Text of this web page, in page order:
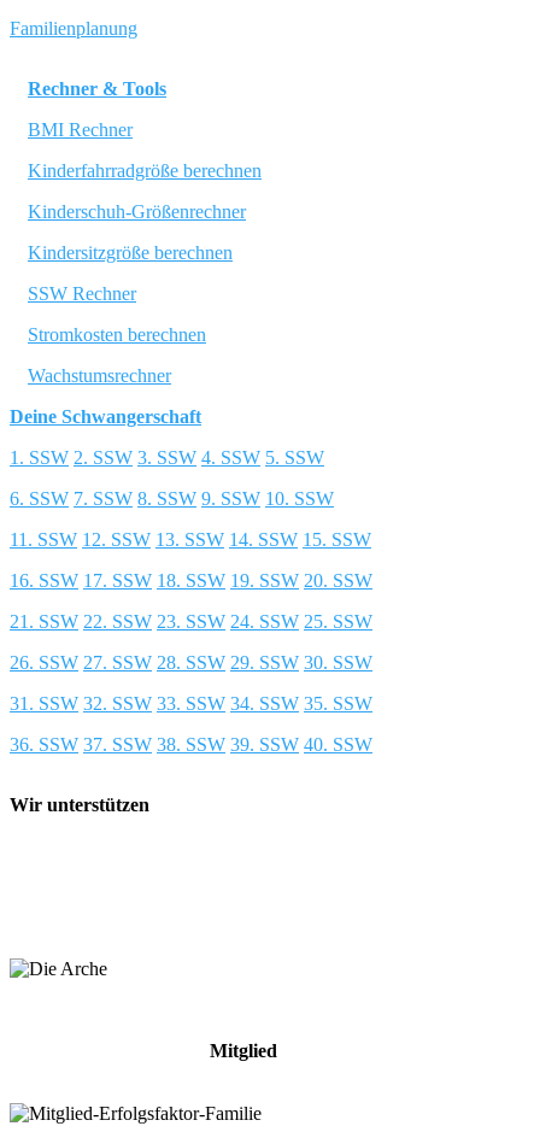
Familienplanung
Rechner & Tools
BMI Rechner
Kinderfahrradgröße berechnen
Kinderschuh-Größenrechner
Kindersitzgröße berechnen
SSW Rechner
Stromkosten berechnen
Wachstumsrechner
Deine Schwangerschaft
1. SSW 2. SSW 3. SSW 4. SSW 5. SSW
6. SSW 7. SSW 8. SSW 9. SSW 10. SSW
11. SSW 12. SSW 13. SSW 14. SSW 15. SSW
16. SSW 17. SSW 18. SSW 19. SSW 20. SSW
21. SSW 22. SSW 23. SSW 24. SSW 25. SSW
26. SSW 27. SSW 28. SSW 29. SSW 30. SSW
31. SSW 32. SSW 33. SSW 34. SSW 35. SSW
36. SSW 37. SSW 38. SSW 39. SSW 40. SSW
Wir unterstützen
Mitglied